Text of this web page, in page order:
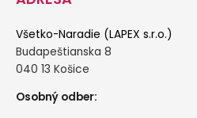
Všetko-Naradie (LAPEX s.r.o.)
Budapeštianska 8
040 13 Košice
Osobný odber: